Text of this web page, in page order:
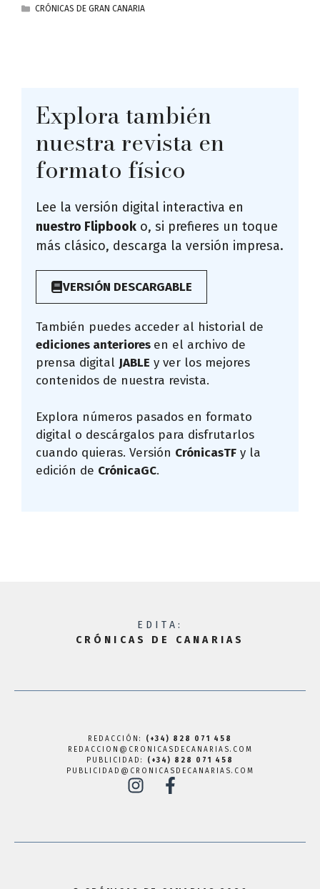
CATEGORÍAS
CRÓNICAS DE GRAN CANARIA
Explora también
nuestra revista en
formato físico
Lee la versión digital interactiva en
nuestro Flipbook o, si prefieres un toque
más clásico, descarga la versión impresa.
VERSIÓN DESCARGABLE
También puedes acceder al historial de
ediciones anteriores en el archivo de
prensa digital JABLE y ver los mejores
contenidos de nuestra revista.
Explora números pasados en formato
digital o descárgalos para disfrutarlos
cuando quieras. Versión CrónicasTF y la
edición de CrónicaGC.
EDITA:
CRÓNICAS DE CANARIAS
REDACCIÓN: (+34) 828 071 458
REDACCION@CRONICASDECANARIAS.COM
PUBLICIDAD: (+34) 828 071 458
PUBLICIDAD@CRONICASDECANARIAS.COM